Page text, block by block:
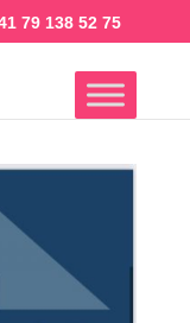
79 138 52 75